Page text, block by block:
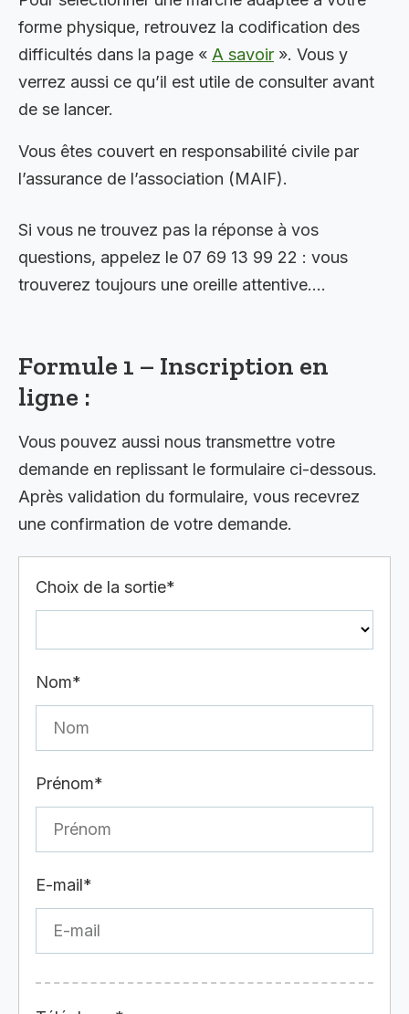
forme physique, retrouvez la codification des
difficultés dans la page « A savoir ». Vous y
verrez aussi ce qu’il est utile de consulter avant
de se lancer.
Vous êtes couvert en responsabilité civile par
l’assurance de l’association (MAIF).
Si vous ne trouvez pas la réponse à vos
questions, appelez le 07 69 13 99 22 : vous
trouverez toujours une oreille attentive….
Formule 1 – Inscription en
ligne :
Vous pouvez aussi nous transmettre votre
demande en replissant le formulaire ci-dessous.
Après validation du formulaire, vous recevrez
une confirmation de votre demande.
Choix de la sortie*
Nom*
Prénom*
E-mail*